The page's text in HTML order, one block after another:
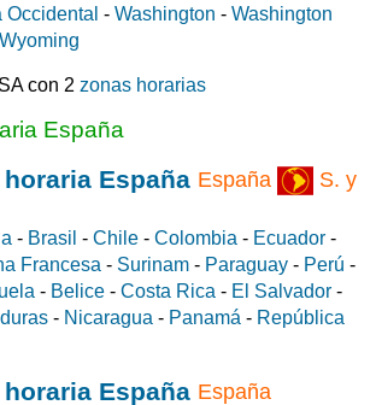
- Washington - Washington
Wyoming
con 2 zonas horarias
España
España
S. y
- Brasil - Chile - Colombia - Ecuador -
Francesa - Surinam - Paraguay - Perú -
- Belice - Costa Rica - El Salvador -
- Nicaragua - Panamá - República
España